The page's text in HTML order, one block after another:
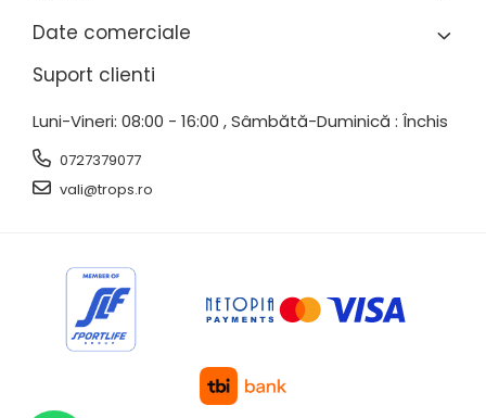
Date comerciale
Suport clienti
Luni-Vineri: 08:00 - 16:00 , Sâmbătă-Duminică : Închis
0727379077
vali@trops.ro